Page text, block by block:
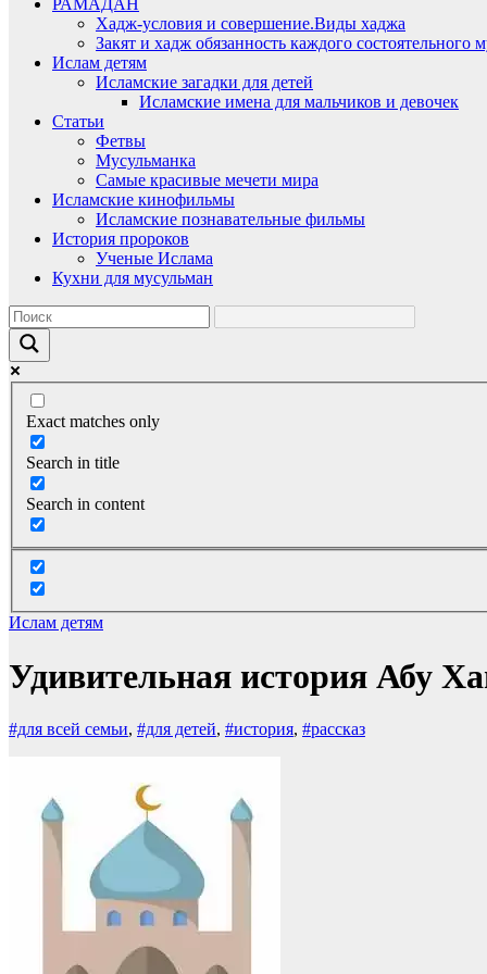
РАМАДАН
Хадж-условия и совершение.Виды хаджа
Закят и хадж обязанность каждого состоятельного
Ислам детям
Исламские загадки для детей
Исламские имена для мальчиков и девочек
Статьи
Фетвы
Мусульманка
Самые красивые мечети мира
Исламские кинофильмы
Исламские познавательные фильмы
История пророков
Ученые Ислама
Кухни для мусульман
Exact matches only
Search in title
Search in content
Ислам детям
Удивительная история Абу
#для всей семьи, #для детей, #история, #рассказ